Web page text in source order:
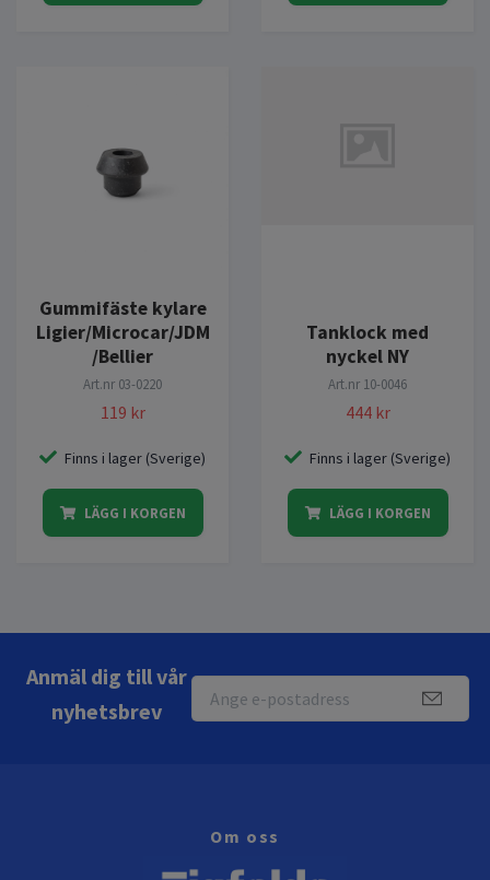
Gummifäste kylare
Ligier/Microcar/JDM
/Bellier
Art.nr 03-0220
119 kr
Finns i lager (Sverige)
LÄGG I KORGEN
Tanklock med
nyckel NY
Art.nr 10-0046
444 kr
Finns i lager (Sverige)
LÄGG I KORGEN
Anmäl dig till vår
nyhetsbrev
Om oss